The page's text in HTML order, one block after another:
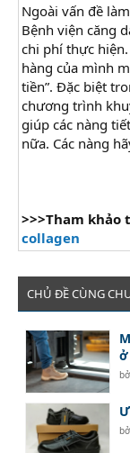
Ngoài vấn đề
Bệnh viện căng
chi phí thực
hàng của mình
tiền”. Đặc biệt
chương trình
giúp các nàng
nữa. Các nàng
>>>Tham khảo
collagen
CHỦ ĐỀ CÙNG